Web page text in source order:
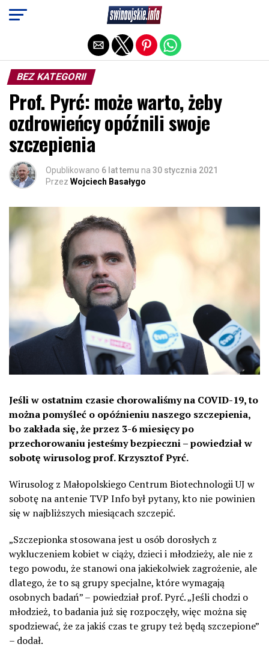
BEZ KATEGORII
Prof. Pyrć: może warto, żeby
ozdrowieńcy opóźnili swoje
szczepienia
Opublikowano 6 lat temu na 30 stycznia 2021
Przez Wojciech Basałygo
Jeśli w ostatnim czasie chorowaliśmy na COVID-19, to
można pomyśleć o opóźnieniu naszego szczepienia,
bo zakłada się, że przez 3-6 miesięcy po
przechorowaniu jesteśmy bezpieczni – powiedział w
sobotę wirusolog prof. Krzysztof Pyrć.
Wirusolog z Małopolskiego Centrum Biotechnologii UJ w
sobotę na antenie TVP Info był pytany, kto nie powinien
się w najbliższych miesiącach szczepić.
„Szczepionka stosowana jest u osób dorosłych z
wykluczeniem kobiet w ciąży, dzieci i młodzieży, ale nie z
tego powodu, że stanowi ona jakiekolwiek zagrożenie, ale
dlatego, że to są grupy specjalne, które wymagają
osobnych badań” – powiedział prof. Pyrć. „Jeśli chodzi o
młodzież, to badania już się rozpoczęły, więc można się
spodziewać, że za jakiś czas te grupy też będą szczepione”
– dodał.
Exit mobile version